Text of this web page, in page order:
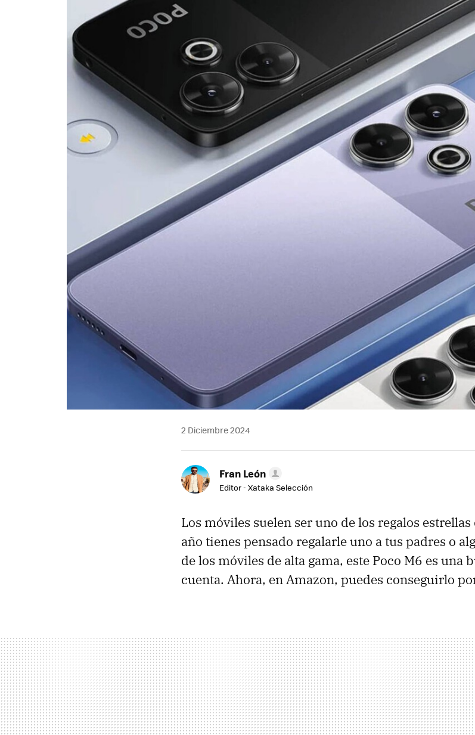
2 Diciembre 2024
Fran León
Editor - Xataka Selección
Los móviles suelen ser uno de los regalos
año tienes pensado regalarle uno a tus padres o
de los móviles de alta gama, este Poco M6 es una
cuenta. Ahora, en Amazon, puedes conseguirlo